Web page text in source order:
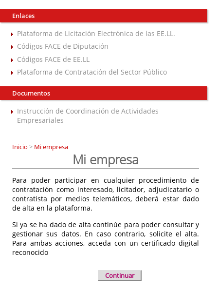
Enlaces
Plataforma de Licitación Electrónica de las EE.LL.
Códigos FACE de Diputación
Códigos FACE de EE.LL
Plataforma de Contratación del Sector Público
Documentos
Instrucción de Coordinación de Actividades
Empresariales
Inicio > Mi empresa
Mi empresa
Para poder participar en cualquier procedimiento de
contratación como interesado, licitador, adjudicatario o
contratista por medios telemáticos, deberá estar dado
de alta en la plataforma.
Si ya se ha dado de alta continúe para poder consultar y
gestionar sus datos. En caso contrario, solicite el alta.
Para ambas acciones, acceda con un certificado digital
reconocido
Continuar